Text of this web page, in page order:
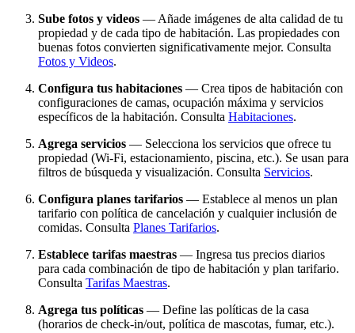
Sube fotos y videos — Añade imágenes de alta calidad de tu
propiedad y de cada tipo de habitación. Las propiedades con
buenas fotos convierten significativamente mejor. Consulta
Fotos y Videos.
Configura tus habitaciones — Crea tipos de habitación con
configuraciones de camas, ocupación máxima y servicios
específicos de la habitación. Consulta Habitaciones.
Agrega servicios — Selecciona los servicios que ofrece tu
propiedad (Wi-Fi, estacionamiento, piscina, etc.). Se usan para
filtros de búsqueda y visualización. Consulta Servicios.
Configura planes tarifarios — Establece al menos un plan
tarifario con política de cancelación y cualquier inclusión de
comidas. Consulta Planes Tarifarios.
Establece tarifas maestras — Ingresa tus precios diarios
para cada combinación de tipo de habitación y plan tarifario.
Consulta Tarifas Maestras.
Agrega tus políticas — Define las políticas de la casa
(horarios de check-in/out, política de mascotas, fumar, etc.).